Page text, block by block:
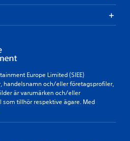
Europe Limited (SIEE)
handelsnamn och/eller företagsprofiler,
är varumärken och/eller
tillhör respektive ägare. Med